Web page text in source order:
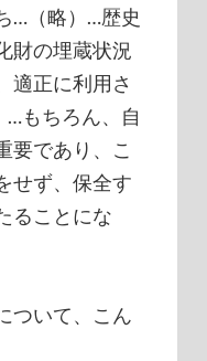
…（略）…歴史
財の埋蔵状況
適正に利用さ
もちろん、自
要であり、こ
せず、保全す
ることにな
ついて、こん